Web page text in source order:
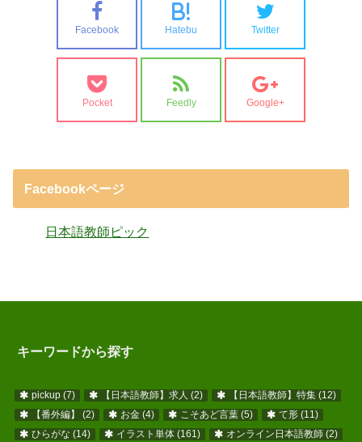
Facebook
B!
Hatebu Twitter
Pocket Feedly Google+
Facebookページ
日本語教師ピック
キーワードから探す
pickup(7) 【日本語教師】求人 (2) 【日本語教師】特集 (12)
【番外編】
(2) お金 (4) こそあど言葉 (5) て形 (11)
ひらがな (14) イラスト単体 (161) オンライン日本語教師 (2)